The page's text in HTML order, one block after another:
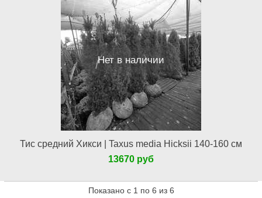
Нет в наличии
Тис средний Хикси | Taxus media Hicksii 140-160 см
13670 руб
Показано с 1 по 6 из 6